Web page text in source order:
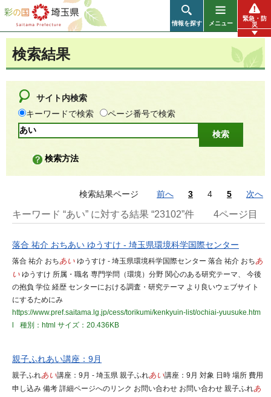
彩の国 埼玉県
情報を探す メニュー
緊急・防
災
検索結果
サイト内検索
キーワードで検索
ページ番号で検索
検索方法
検索結果ページ 前へ 3 4 5 次へ
キーワード “あい” に対する結果 “23102”件 4ページ目
落合 祐介 おちあい ゆうすけ - 埼玉県環境科学国際センター
落合 祐介 おちあい ゆうすけ - 埼玉県環境科学国際センター 落合 祐介 おちあ
い ゆうすけ 所属・職名 専門学問（環境）分野 関心のある研究テーマ、 今後
の抱負 学位 経歴 センターにおける調査・研究テーマ より良いウェブサイト
にするためにみ
https://www.pref.saitama.lg.jp/cess/torikumi/kenkyuin-list/ochiai-yuusuke.htm
種別：html サイズ：20.436KB
親子ふれあい講座：9月
親子ふれあい講座：9月 - 埼玉県 親子ふれあい講座：9月 対象 日時 場所 費用
申し込み 備考 詳細ページへのリンク お問い合わせ お問い合わせ 親子ふれあ